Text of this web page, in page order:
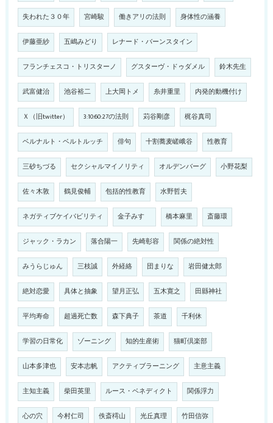
失われた３０年 宮崎駿 働きアリの法則 身体性の涵養
伊藤亜紗 五嶋みどり レナード・バーンスタイン
フランチェスコ・トリスターノ グスターヴ・ドゥダメル 鈴木先生
武富健治 池谷裕二 上大岡トメ 糸井重里 内発的動機付け
Ｘ（旧twitter） 3:10:60:27の法則 苅谷剛彦 梶谷真司
ベルナルト・ベルトルッチ 俳句 十割蕎麦嵯峨谷 性教育
三砂ちづる セクシャルマイノリティ オルデンバーグ 小野花梨
佐々木敦 鶴見俊輔 包括的性教育 水野哲夫
ネガティブケイパビリティ 金子みすゞ 橋本麻里 斎藤環
ジャック・ラカン 落合陽一 先崎彰容 関係の絶対性
みうらじゅん 三枝誠 外経絡 団まりな 岩田健太郎
絶対恋愛 具体と抽象 望月正弘 五木寛之 田縣神社
平均寿命 超過死亡数 森下典子 茶道 千利休
学習の日常化 ゾーニング 知的生産術 猫町倶楽部
山本多津也 安本志帆 アクティブラーニング 主意主義
主知主義 柴田英里 ルース・ベネディクト 関係浮力
心の穴 今村仁司 佚斎樗山 光丘真理 竹田信弥